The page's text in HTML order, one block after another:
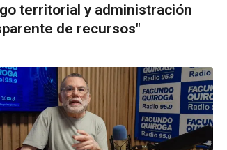
territorial y administración
de recursos"